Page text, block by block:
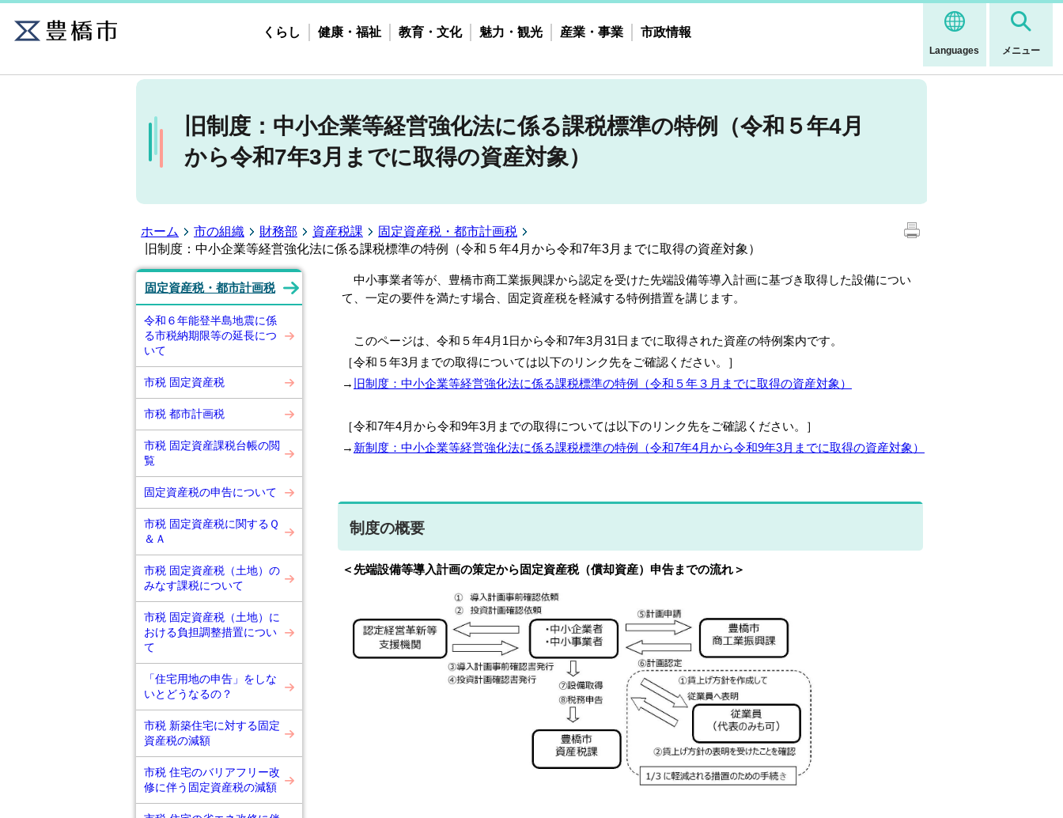
Languages メニュー
くらし 健康・福祉 教育・文化 魅力・観光 産業・事業 市政情報
旧制度：中小企業等経営強化法に係る課税標準の特例（令和５年4月
から令和7年3月までに取得の資産対象）
ホーム 市の組織 財務部 資産税課
固定資産税・都市計画税
旧制度：中小企業等経営強化法に係る課税標準の特例（令和５年4月から令和7年3月までに取得の資産対象）
固定資産税・都市計画税
令和６年能登半島地震に係
る市税納期限等の延長につ
いて
市税 固定資産税
市税 都市計画税
市税 固定資産課税台帳の閲
覧
固定資産税の申告について
市税 固定資産税に関するＱ
＆Ａ
市税 固定資産税（土地）の
みなす課税について
市税 固定資産税（土地）に
おける負担調整措置につい
て
「住宅用地の申告」をしな
いとどうなるの？
市税 新築住宅に対する固定
資産税の減額
市税 住宅のバリアフリー改
修に伴う固定資産税の減額
中小事業者等が、豊橋市商工業振興課から認定を受けた先端設備等導入計画に基づき取得した設備につい
て、一定の要件を満たす場合、固定資産税を軽減する特例措置を講じます。
このページは、令和５年4月1日から令和7年3月31日までに取得された資産の特例案内です。
［令和５年3月までの取得については以下のリンク先をご確認ください。］
→ 旧制度：中小企業等経営強化法に係る課税標準の特例（令和５年３月までに取得の資産対象）
［令和7年4月から令和9年3月までの取得については以下のリンク先をご確認ください。］
→ 新制度：中小企業等経営強化法に係る課税標準の特例（令和7年4月から令和9年3月までに取得の資産対象）
制度の概要
＜先端設備等導入計画の策定から固定資産税（償却資産）申告までの流れ＞